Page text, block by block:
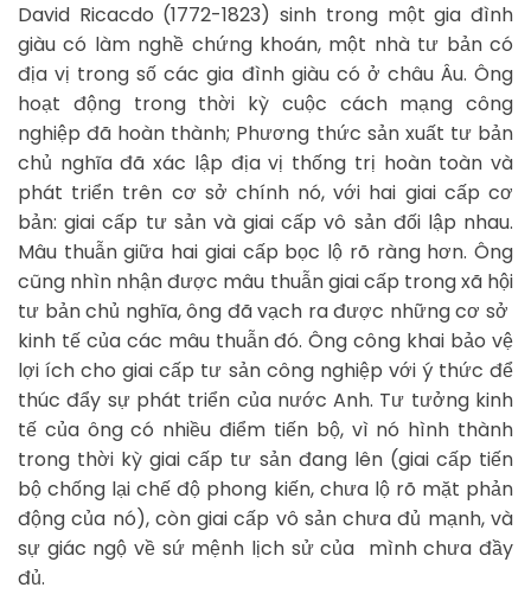
David Ricacdo (1772-1823) sinh trong một gia đình
giàu có làm nghề chứng khoán, một nhà tư bản có
địa vị trong số các gia đình giàu có ở châu Âu. Ông
hoạt động trong thời kỳ cuộc cách mạng công
nghiệp đã hoàn thành; Phương thức sản xuất tư bản
chủ nghĩa đã xác lập địa vị thống trị hoàn toàn và
phát triển trên cơ sở chính nó, với hai giai cấp cơ
bản: giai cấp tư sản và giai cấp vô sản đối lập nhau.
Mâu thuẫn giữa hai giai cấp bọc lộ rõ ràng hơn. Ông
cũng nhìn nhận được mâu thuẫn giai cấp trong xã hội
tư bản chủ nghĩa, ông đã vạch ra được những cơ sở
kinh tế của các mâu thuẫn đó. Ông công khai bảo vệ
lợi ích cho giai cấp tư sản công nghiệp với ý thức để
thúc đẩy sự phát triển của nước Anh. Tư tưởng kinh
tế của ông có nhiều điểm tiến bộ, vì nó hình thành
trong thời kỳ giai cấp tư sản đang lên (giai cấp tiến
bộ chống lại chế độ phong kiến, chưa lộ rõ mặt phản
động của nó), còn giai cấp vô sản chưa đủ mạnh, và
sự giác ngộ về sứ mệnh lịch sử của mình chưa đầy
đủ.